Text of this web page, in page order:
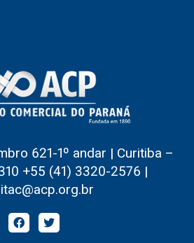
621-1º andar | Curitiba –
+55 (41) 3320-2576 |